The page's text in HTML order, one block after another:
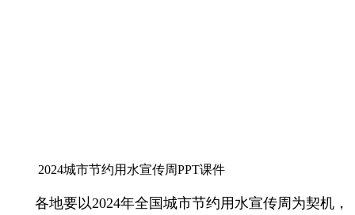
2024城市节约用水宣传周PPT课件
各地要以2024年全国城市节约用水宣传周为契机，